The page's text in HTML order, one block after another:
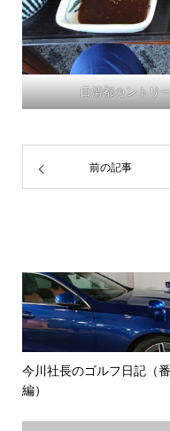
日清都カントリ
前の記事
今川社長のゴルフ日記（
編）